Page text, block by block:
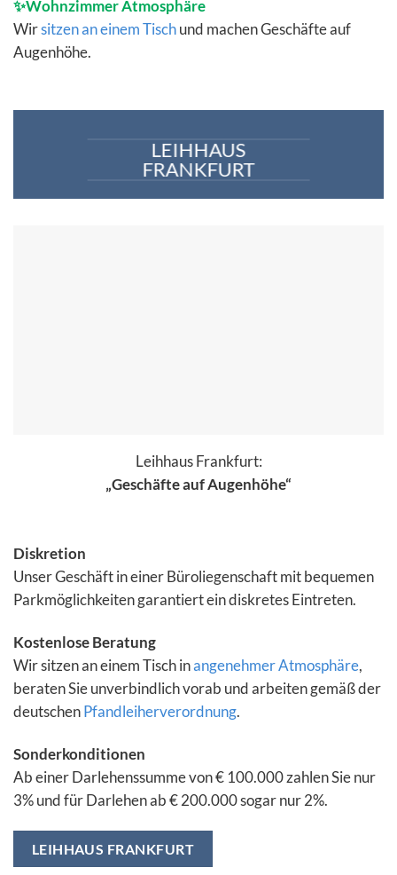
✨Wohnzimmer Atmosphäre
Wirsitzen an einem Tischund machen Geschäfte auf
Augenhöhe.
LEIHHAUS
FRANKFURT
Leihhaus Frankfurt:
„Geschäfte auf Augenhöhe“
Diskretion
Unser Geschäft in einer Büroliegenschaft mit bequemen
Parkmöglichkeiten garantiert ein diskretes Eintreten.
Kostenlose Beratung
Wir sitzen an einem Tisch inangenehmer Atmosphäre,
beraten Sie unverbindlich vorab und arbeiten gemäß der
deutschenPfandleiherverordnung.
Sonderkonditionen
Ab einer Darlehenssumme von € 100.000 zahlen Sie nur
3% und für Darlehen ab € 200.000 sogar nur 2%.
LEIHHAUS FRANKFURT